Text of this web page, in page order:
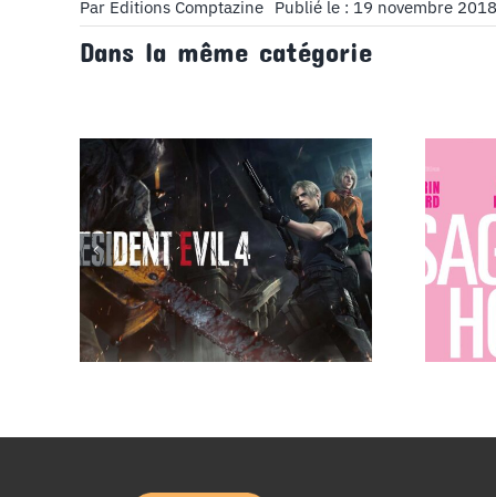
Par Editions Comptazine Publié le : 19 novembre 2018
Dans la même catégorie
Evil 4